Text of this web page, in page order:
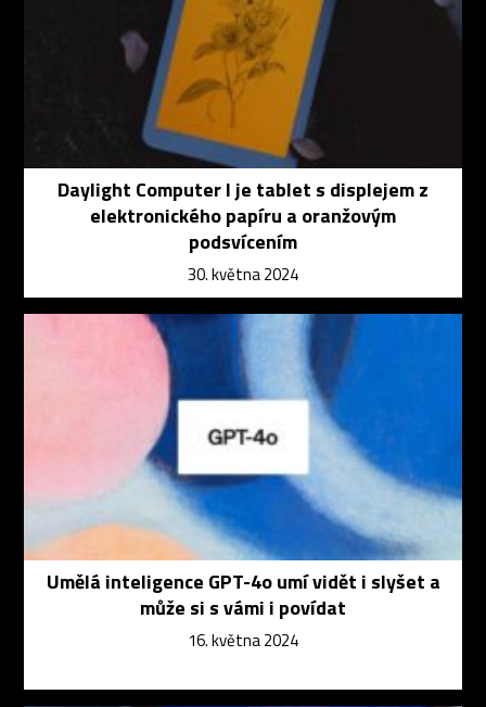
Daylight Computer I je tablet s displejem z
elektronického papíru a oranžovým
podsvícením
30. května 2024
Umělá inteligence GPT-4o umí vidět i slyšet a
může si s vámi i povídat
16. května 2024